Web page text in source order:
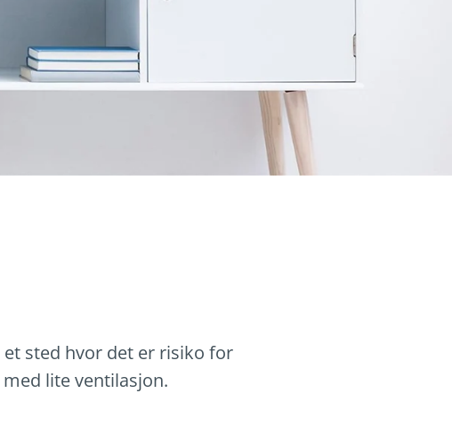
sted hvor det er risiko for
lite ventilasjon.